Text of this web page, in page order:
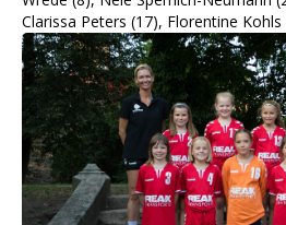
Clarissa Peters (17), Florentine Kohls